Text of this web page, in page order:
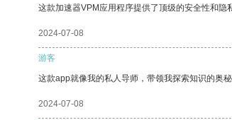
这款加速器VPM应用程序提供了顶级的安全性和隐
2024-07-08
游客
这款app就像我的私人导师，带领我探索知识的奥秘
2024-07-08